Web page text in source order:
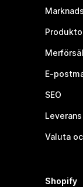
E-
SEO
Leverans
Valuta
Shopify